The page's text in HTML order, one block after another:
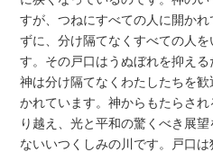
すが、つねにすべての人に開か
ずに、分け隔てなくすべての人
す。その戸口はうぬぼれを抑える
神は分け隔てなくわたしたちを
かれています。神からもたらさ
り越え、光と平和の驚くべき展
ないいつくしみの川です。戸口